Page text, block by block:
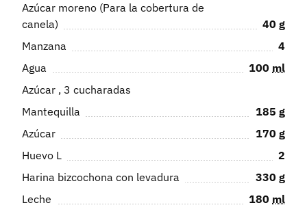
Azúcar moreno (Para la cobertura de
canela)
40 g
Manzana
4
Agua
100 ml
Azúcar , 3 cucharadas
Mantequilla
185 g
Azúcar
170 g
Huevo L
2
Harina bizcochona con levadura
330 g
Leche
180 ml